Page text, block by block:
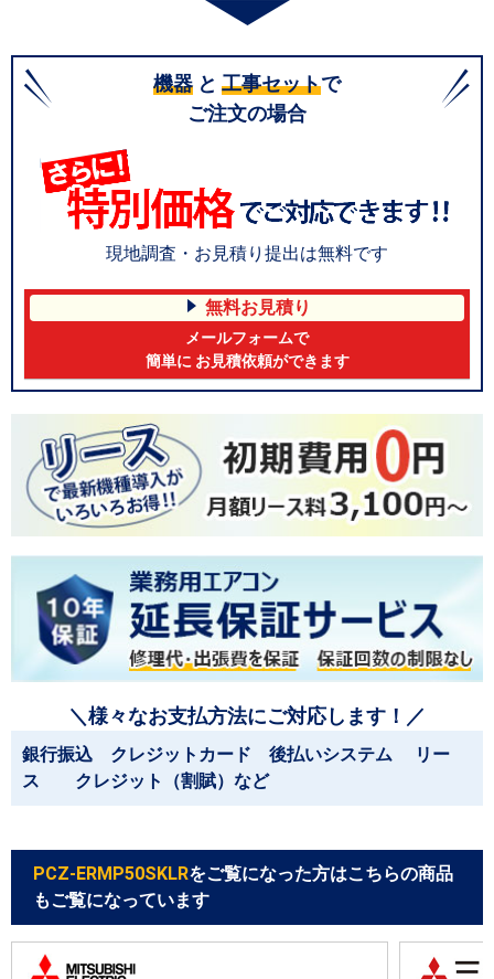
機器 と 工事セットで
ご注文の場合
現地調査・お見積り提出は無料です
無料お見積り
メールフォームで
簡単に お見積依頼ができます
＼様々なお支払方法にご対応します！／
銀行振込 クレジットカード 後払いシステム リー
ス クレジット（割賦）など
PCZ-ERMP50SKLRをご覧になった方はこちらの商品
もご覧になっています